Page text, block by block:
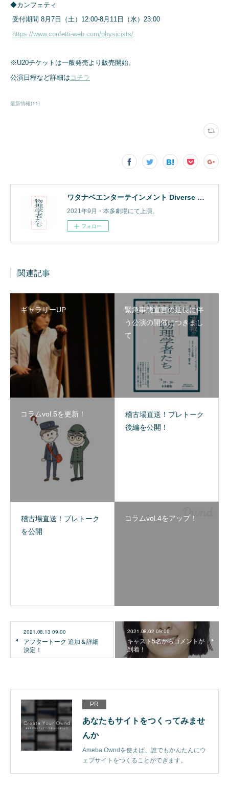
◆カンフェティ
受付期間 8月7日（土）12:00-8月11日（水）23:00
https://www.confetti-web.com/physicists/
※U20チケットは一般発売より販売開始。
公演日程など詳細は コチラ
最新情報(11)
ワタナベエンターテインメント Diverse Theater『物理学者たち』
2021年9月・本多劇場にて上演。
フォロー
関連記事
ギャラリーUP
緊急事態宣言の延長に伴
う公演の開催につきまし
て
コラムvol.5を更新！
稽古場直送！プレトーク
後編を公開！
稽古場直送！プレトーク
を公開
コラムvol.4をアップ！
2021.08.13 09:00
アフタートーク 追加＆詳細
決定！
2021.08.02 09:00
キャスト5名からコメントが
到着！
PR
あなたもサイトをつくってみませ
んか
Ameba Owndを使えば、誰でもかんたんにウ
ェブサイトをつくることができます。